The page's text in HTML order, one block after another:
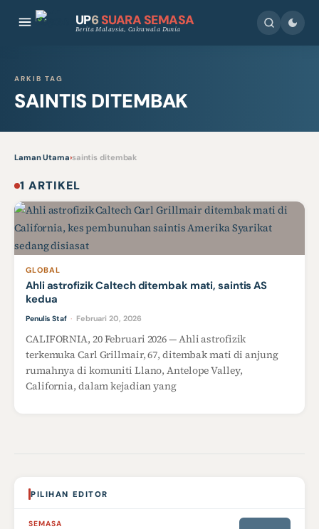
UP6 SUARA SEMASA
Berita Malaysia, Cakrawala Dunia
ARKIB TAG
SAINTIS DITEMBAK
Laman Utama›saintis ditembak
1 ARTIKEL
GLOBAL
Ahli astrofizik Caltech ditembak mati, saintis AS
kedua
Penulis Staf · Februari 20, 2026
CALIFORNIA, 20 Februari 2026 — Ahli astrofizik
terkemuka Carl Grillmair, 67, ditembak mati di anjung
rumahnya di komuniti Llano, Antelope Valley,
California, dalam kejadian yang
PILIHAN EDITOR
SEMASA